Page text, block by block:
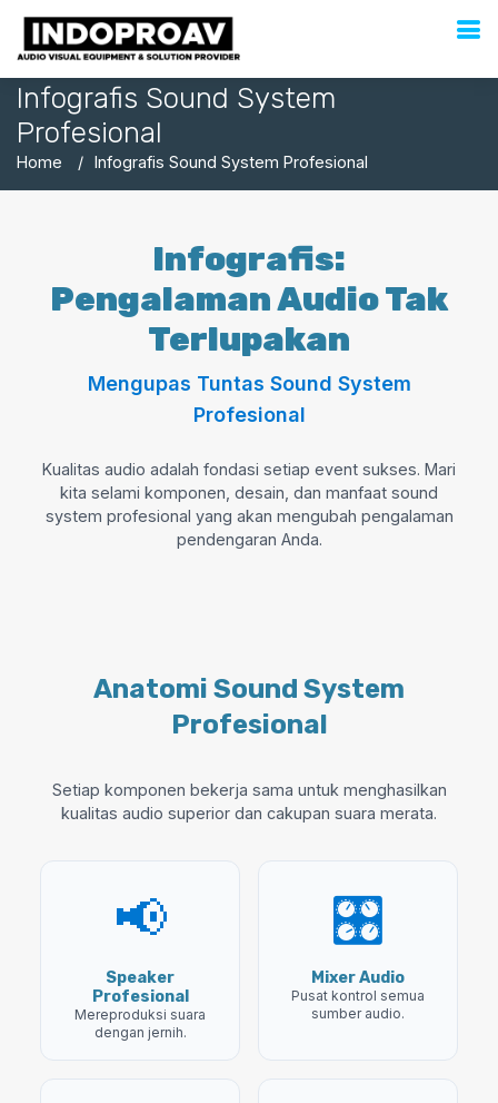
Infografis Sound System
Profesional
Home Infografis Sound System Profesional
Infografis:
Pengalaman Audio Tak
Terlupakan
Mengupas Tuntas Sound System
Profesional
Kualitas audio adalah fondasi setiap event sukses. Mari
kita selami komponen, desain, dan manfaat sound
system profesional yang akan mengubah pengalaman
pendengaran Anda.
Anatomi Sound System
Profesional
Setiap komponen bekerja sama untuk menghasilkan
kualitas audio superior dan cakupan suara merata.
📢
Speaker
Profesional
Mereproduksi suara
dengan jernih.
🎛️
Mixer Audio
Pusat kontrol semua
sumber audio.